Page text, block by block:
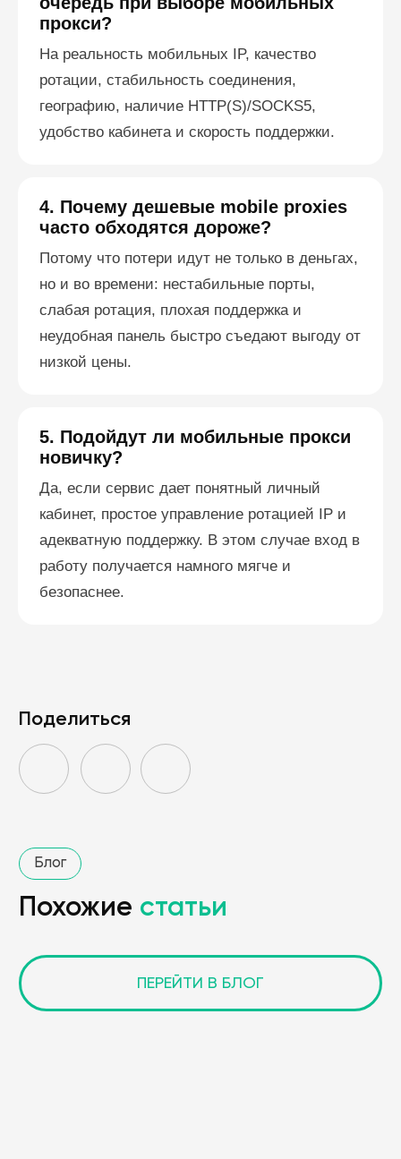
прокси?
На реальность мобильных IP, качество
ротации, стабильность соединения,
географию, наличие HTTP(S)/SOCKS5,
удобство кабинета и скорость поддержки.
4. Почему дешевые mobile proxies
часто обходятся дороже?
Потому что потери идут не только в деньгах,
но и во времени: нестабильные порты,
слабая ротация, плохая поддержка и
неудобная панель быстро съедают выгоду от
низкой цены.
5. Подойдут ли мобильные прокси
новичку?
Да, если сервис дает понятный личный
кабинет, простое управление ротацией IP и
адекватную поддержку. В этом случае вход в
работу получается намного мягче и
безопаснее.
Поделиться